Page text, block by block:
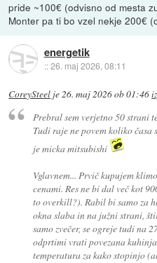
pride ~100€ (odvisno od mesta
Monter pa ti bo vzel nekje 200€
energetik
::26. maj 2026, 08:11
CoreySteel je26. maj 2026 ob 01:46
Prebral sem verjetno 50 strani
Tudi raje ne povem koliko
je micka mitsubishi
Vglavnem... Prvič kupujem
cenami. Res ne bi dal več kot
to overkill?). Rabil bi samo za
okna slaba in na južni strani,
samo zvečer, se ogreje tudi na
odprtimi vrati povezana
temperatura za kako stopinjo